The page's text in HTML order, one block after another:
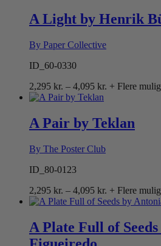
4,095 kr.
A Light by Henrik
By Paper Collective
ID_60-0330
2,295 kr. – 4,095 kr. Prisinterval:
4,095 kr.
+ Flere
A Pair by Teklan
By The Poster Club
ID_80-0123
2,295 kr. – 4,095 kr. Prisinterval:
2,295 kr.
4,095 kr.
+ Flere
A Plate Full of